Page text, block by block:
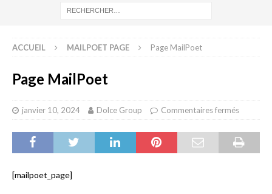
ACCUEIL MAILPOET PAGE Page MailPoet
Page MailPoet
janvier 10, 2024 Dolce Group Commentaires fermés
[mailpoet_page]